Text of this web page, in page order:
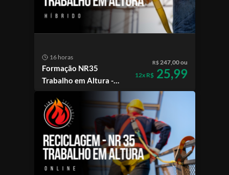
16 horas
Formação NR35
Trabalho em Altura -
Híbrido
R$247,00 ou
12x R$25,99